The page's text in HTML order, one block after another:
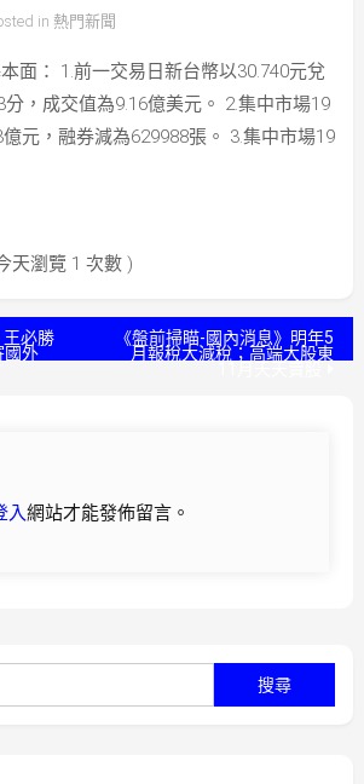
in 熱門新聞
本面： 1.前一交易日新台幣以30.740元兌
，成交值為9.16億美元。 2.集中市場19
億元，融券減為629988張。 3.集中市場19
天瀏覽 1 次數 )
必勝
國外
《盤前掃瞄-國內消息》明年5
月報稅大減稅；高端大股東
入網站才能發佈留言。
尋